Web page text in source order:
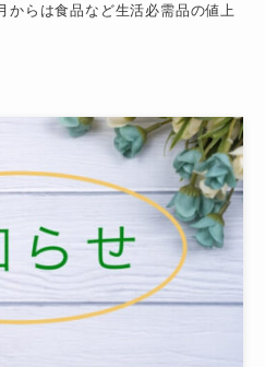
からは食品など生活必需品の値上